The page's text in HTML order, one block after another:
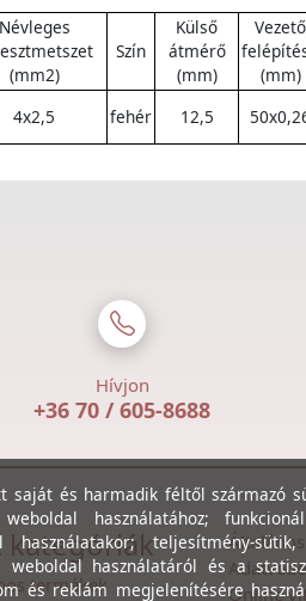
Névleges
(mm2)
Szín
Külső
átmérő
(mm)
Vezető
(mm)
4x2,5 fehér 12,5
Hívjon
+36 70 / 605-8688
kategóriák
termékek
Online
saját és harmadik féltől származó
használatához;
használatakor; teljesítmény-
weboldal használatáról és a
és reklám megjelenítésére